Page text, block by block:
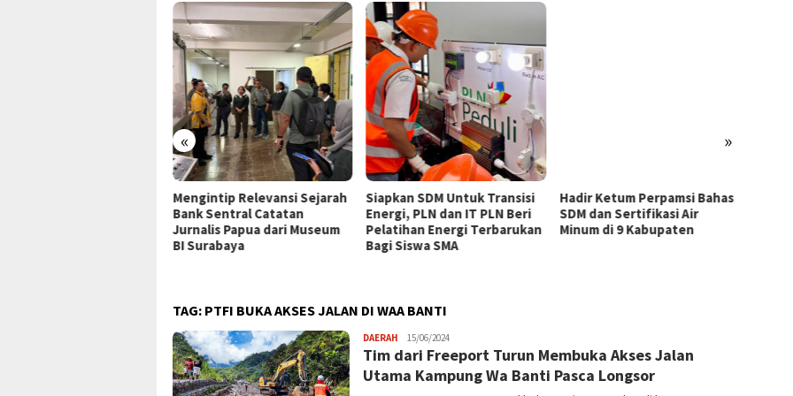
« »
Mengintip Relevansi Sejarah
Bank Sentral Catatan
Jurnalis Papua dari Museum
BI Surabaya
Siapkan SDM Untuk Transisi
Energi, PLN dan IT PLN Beri
Pelatihan Energi Terbarukan
Bagi Siswa SMA
Hadir Ketum Perpamsi Bahas
SDM dan Sertifikasi Air
Minum di 9 Kabupaten
TAG: PTFI BUKA AKSES JALAN DI WAA BANTI
DAERAH JPatading
15/06/2024
Tim dari Freeport Turun Membuka Akses Jalan
Utama Kampung Wa Banti Pasca Longsor